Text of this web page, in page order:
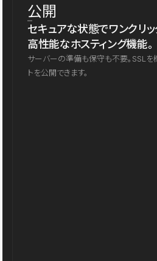
公開
セキュアな状態でワンクリ
高性能なホスティング機能。
サーバーの準備も保守も不要。SSLを
トを公開できます。